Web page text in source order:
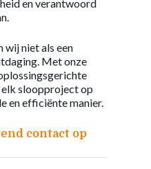
en verantwoord
wij niet als een
Met onze
sloopproject op
en efficiënte manier.
contact op